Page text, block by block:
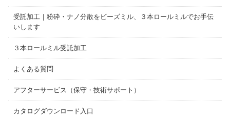
受託加工｜粉砕・ナノ分散をビーズミル、３本ロールミルでお手伝
いします
３本ロールミル受託加工
よくある質問
アフターサービス（保守・技術サポート）
カタログダウンロード入口